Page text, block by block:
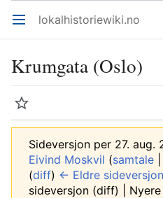
Åpne hovedmenyen lokalhistoriewiki.no
Krumgata (Oslo)
Overvåk
Sideversjon per 27. aug.
Eivind Moskvil (samtale
(diff) ← Eldre sideversjon
sideversjon (diff) |